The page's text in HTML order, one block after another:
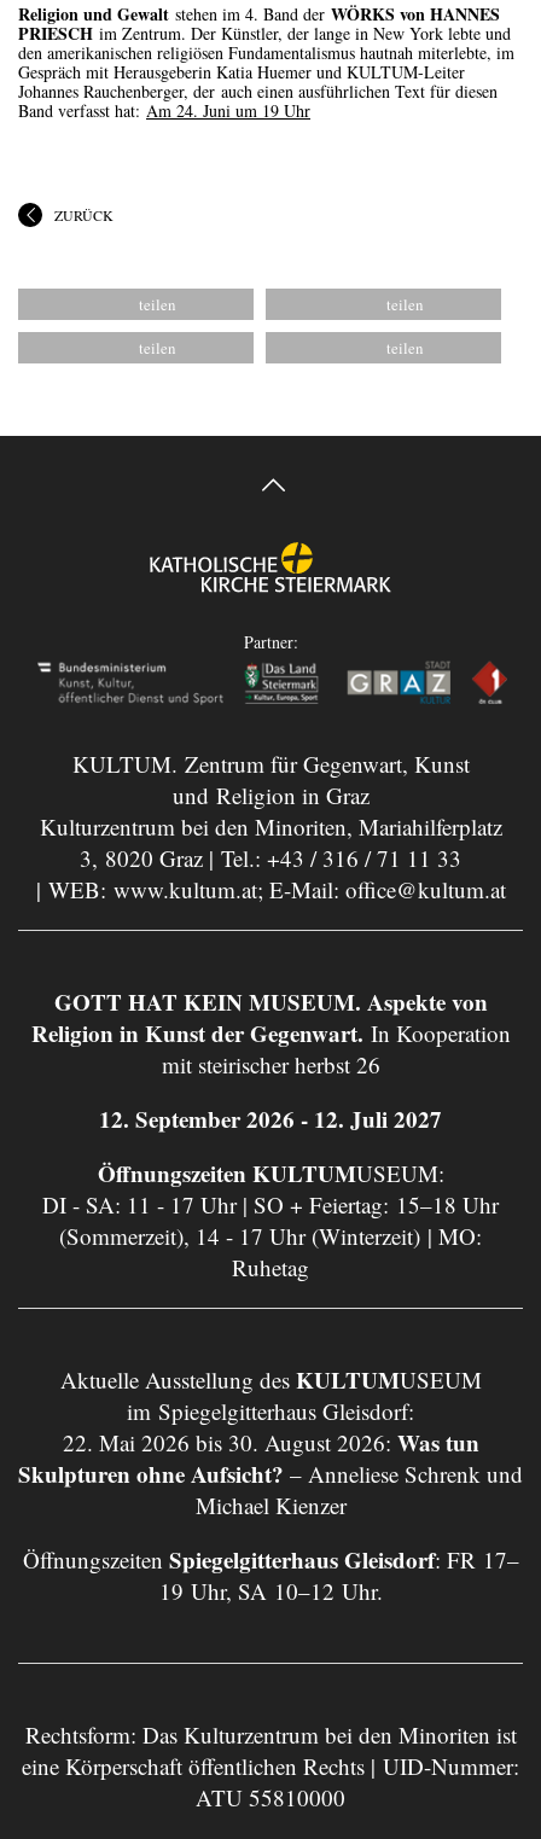
Religion und Gewalt stehen im 4. Band der WÖRKS von HANNES
PRIESCH im Zentrum. Der Künstler, der lange in New York lebte und
den amerikanischen religiösen Fundamentalismus hautnah miterlebte, im
Gespräch mit Herausgeberin Katia Huemer und KULTUM-Leiter
Johannes Rauchenberger, der auch einen ausführlichen Text für diesen
Band verfasst hat: Am 24. Juni um 19 Uhr
ZURÜCK
Partner:
KULTUM. Zentrum für Gegenwart, Kunst
und Religion in Graz
Kulturzentrum bei den Minoriten, Mariahilferplatz
3, 8020 Graz | Tel.: +43 / 316 / 71 11 33
| WEB: www.kultum.at; E-Mail: office@kultum.at
GOTT HAT KEIN MUSEUM. Aspekte von
Religion in Kunst der Gegenwart. In Kooperation
mit steirischer herbst 26
12. September 2026 - 12. Juli 2027
Öffnungszeiten KULTUMUSEUM:
DI - SA: 11 - 17 Uhr | SO + Feiertag: 15–18 Uhr
(Sommerzeit), 14 - 17 Uhr (Winterzeit) | MO:
Ruhetag
Aktuelle Ausstellung des KULTUMUSEUM
im Spiegelgitterhaus Gleisdorf:
22. Mai 2026 bis 30. August 2026: Was tun
Skulpturen ohne Aufsicht? – Anneliese Schrenk und
Michael Kienzer
Öffnungszeiten Spiegelgitterhaus Gleisdorf: FR 17–
19 Uhr, SA 10–12 Uhr.
Rechtsform: Das Kulturzentrum bei den Minoriten ist
eine Körperschaft öffentlichen Rechts | UID-Nummer:
ATU 55810000